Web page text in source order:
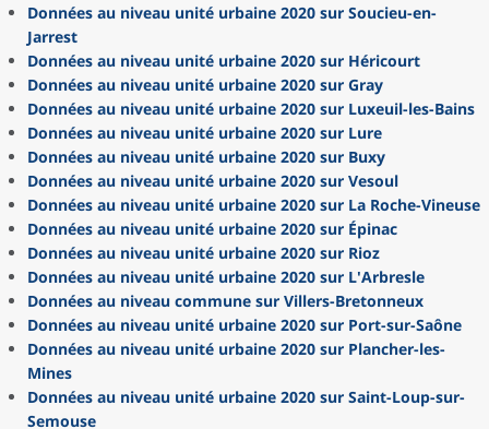
Données au niveau unité urbaine 2020 sur Soucieu-en-
Jarrest
Données au niveau unité urbaine 2020 sur Héricourt
Données au niveau unité urbaine 2020 sur Gray
Données au niveau unité urbaine 2020 sur Luxeuil-les-Bains
Données au niveau unité urbaine 2020 sur Lure
Données au niveau unité urbaine 2020 sur Buxy
Données au niveau unité urbaine 2020 sur Vesoul
Données au niveau unité urbaine 2020 sur La Roche-Vineuse
Données au niveau unité urbaine 2020 sur Épinac
Données au niveau unité urbaine 2020 sur Rioz
Données au niveau unité urbaine 2020 sur L'Arbresle
Données au niveau commune sur Villers-Bretonneux
Données au niveau unité urbaine 2020 sur Port-sur-Saône
Données au niveau unité urbaine 2020 sur Plancher-les-
Mines
Données au niveau unité urbaine 2020 sur Saint-Loup-sur-
Semouse